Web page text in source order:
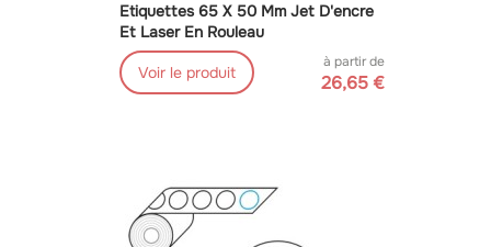
Etiquettes 65 X 50 Mm Jet D'encre
Et Laser En Rouleau
Voir le produit
à partir de
26,65 €